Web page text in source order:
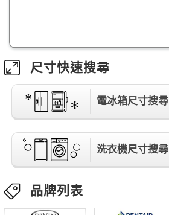
尺寸快速搜尋
電冰箱尺寸搜尋
洗衣機尺寸搜尋
品牌列表